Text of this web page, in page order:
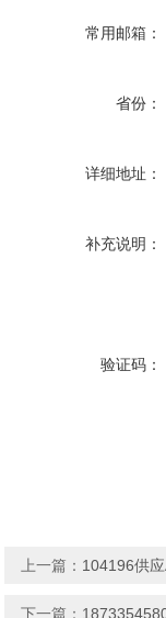
常用邮箱：
省份：
详细地址：
补充说明：
验证码：
上一篇： 104196供
下一篇：